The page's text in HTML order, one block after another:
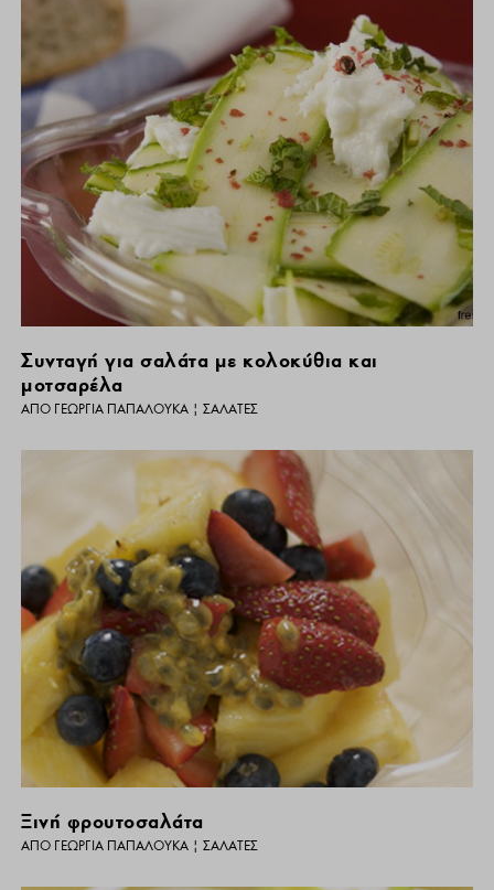
Συνταγή για σαλάτα με κολοκύθια και
μοτσαρέλα
ΑΠΌ ΓΕΩΡΓΊΑ ΠΑΠΑΛΟΥΚΆ |ΣΑΛΆΤΕΣ
Ξινή φρουτοσαλάτα
ΑΠΌ ΓΕΩΡΓΊΑ ΠΑΠΑΛΟΥΚΆ |ΣΑΛΆΤΕΣ